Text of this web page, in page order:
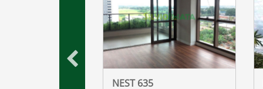
NEST 635